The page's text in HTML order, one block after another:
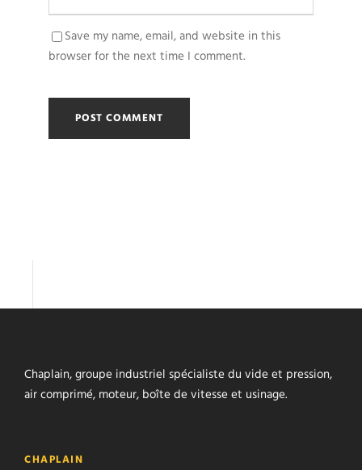
Save my name, email, and website in this
browser for the next time I comment.
Chaplain, groupe industriel spécialiste du vide et pression,
air comprimé, moteur, boîte de vitesse et usinage.
CHAPLAIN